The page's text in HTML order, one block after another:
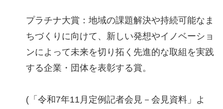
プラチナ大賞：地域の課題解決や持続可能なま
ちづくりに向けて、新しい発想やイノベーショ
ンによって未来を切り拓く先進的な取組を実践
する企業・団体を表彰する賞。
(「令和7年11月定例記者会見－会見資料」よ